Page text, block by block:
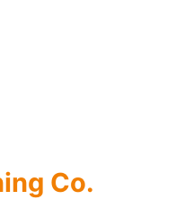
Co.